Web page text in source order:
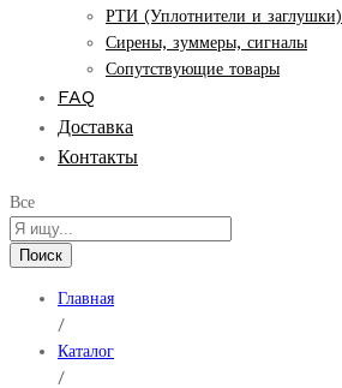
РТИ (Уплотнители и заглушки)
Сирены, зуммеры, сигналы
Сопутствующие товары
FAQ
Доставка
Контакты
Все
Поиск
Главная
/
Каталог
/